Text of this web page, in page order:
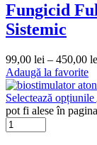
Fungicid
Sistemic
99,00 lei – 450,00
Adaugă la favorite
Selectează opțiunile
pot fi alese în